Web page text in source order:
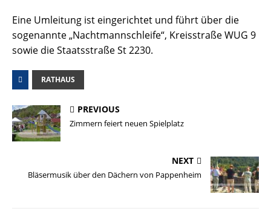
Eine Umleitung ist eingerichtet und führt über die
sogenannte „Nachtmannschleife“, Kreisstraße WUG 9
sowie die Staatsstraße St 2230.
RATHAUS
PREVIOUS
Zimmern feiert neuen Spielplatz
NEXT
Bläsermusik über den Dächern von Pappenheim